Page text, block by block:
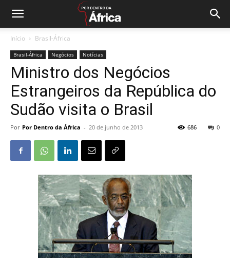
Início Brasil-África
Brasil-África Negócios Notícias
Ministro dos Negócios
Estrangeiros da República do
Sudão visita o Brasil
Por Por Dentro da África - 20 de junho de 2013 0
686